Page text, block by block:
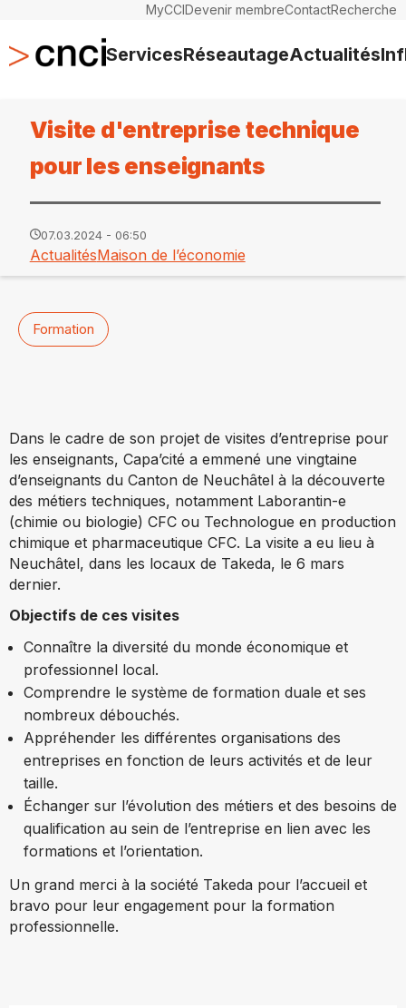
MyCCIDevenir membreContactRecherche
ServicesRéseautageActualités
Visite d'entreprise technique
pour les enseignants
07.03.2024 - 06:50
ActualitésMaison de l’économie
Formation
Dans le cadre de son projet de visites d’entreprise pour
les enseignants, Capa’cité a emmené une vingtaine
d’enseignants du Canton de Neuchâtel à la découverte
des métiers techniques, notamment Laborantin-e
(chimie ou biologie) CFC ou Technologue en production
chimique et pharmaceutique CFC. La visite a eu lieu à
Neuchâtel, dans les locaux de Takeda, le 6 mars
dernier.
Objectifs de ces visites
Connaître la diversité du monde économique et
professionnel local.
Comprendre le système de formation duale et ses
nombreux débouchés.
Appréhender les différentes organisations des
entreprises en fonction de leurs activités et de leur
taille.
Échanger sur l’évolution des métiers et des besoins de
qualification au sein de l’entreprise en lien avec les
formations et l’orientation.
Un grand merci à la société Takeda pour l’accueil et
bravo pour leur engagement pour la formation
professionnelle.